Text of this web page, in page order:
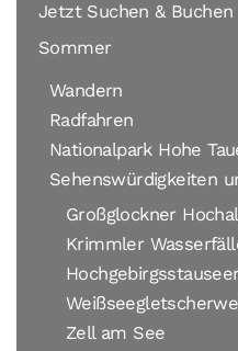
Jetzt Suchen & Buchen
Sommer
Wandern
Radfahren
Nationalpark Hohe
Sehenswürdigkeiten
Großglockner
Krimmler
Zell am See